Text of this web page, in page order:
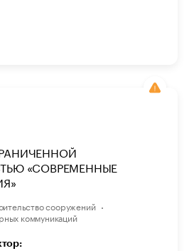
«СОВРЕМЕННЫЕ
сооружений
коммуникаций